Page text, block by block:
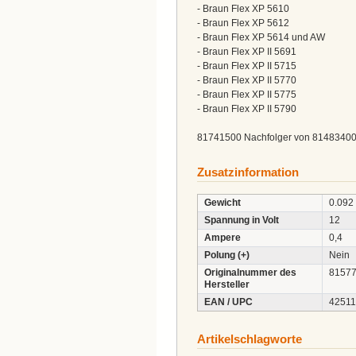
- Braun Flex XP 5610
- Braun Flex XP 5612
- Braun Flex XP 5614 und AW
- Braun Flex XP II 5691
- Braun Flex XP II 5715
- Braun Flex XP II 5770
- Braun Flex XP II 5775
- Braun Flex XP II 5790
81741500 Nachfolger von 81483400
Zusatzinformation
Gewicht
0.092
Spannung in Volt
12
Ampere
0,4
Polung (+)
Nein
Originalnummer des
Hersteller
EAN / UPC
Artikelschlagworte